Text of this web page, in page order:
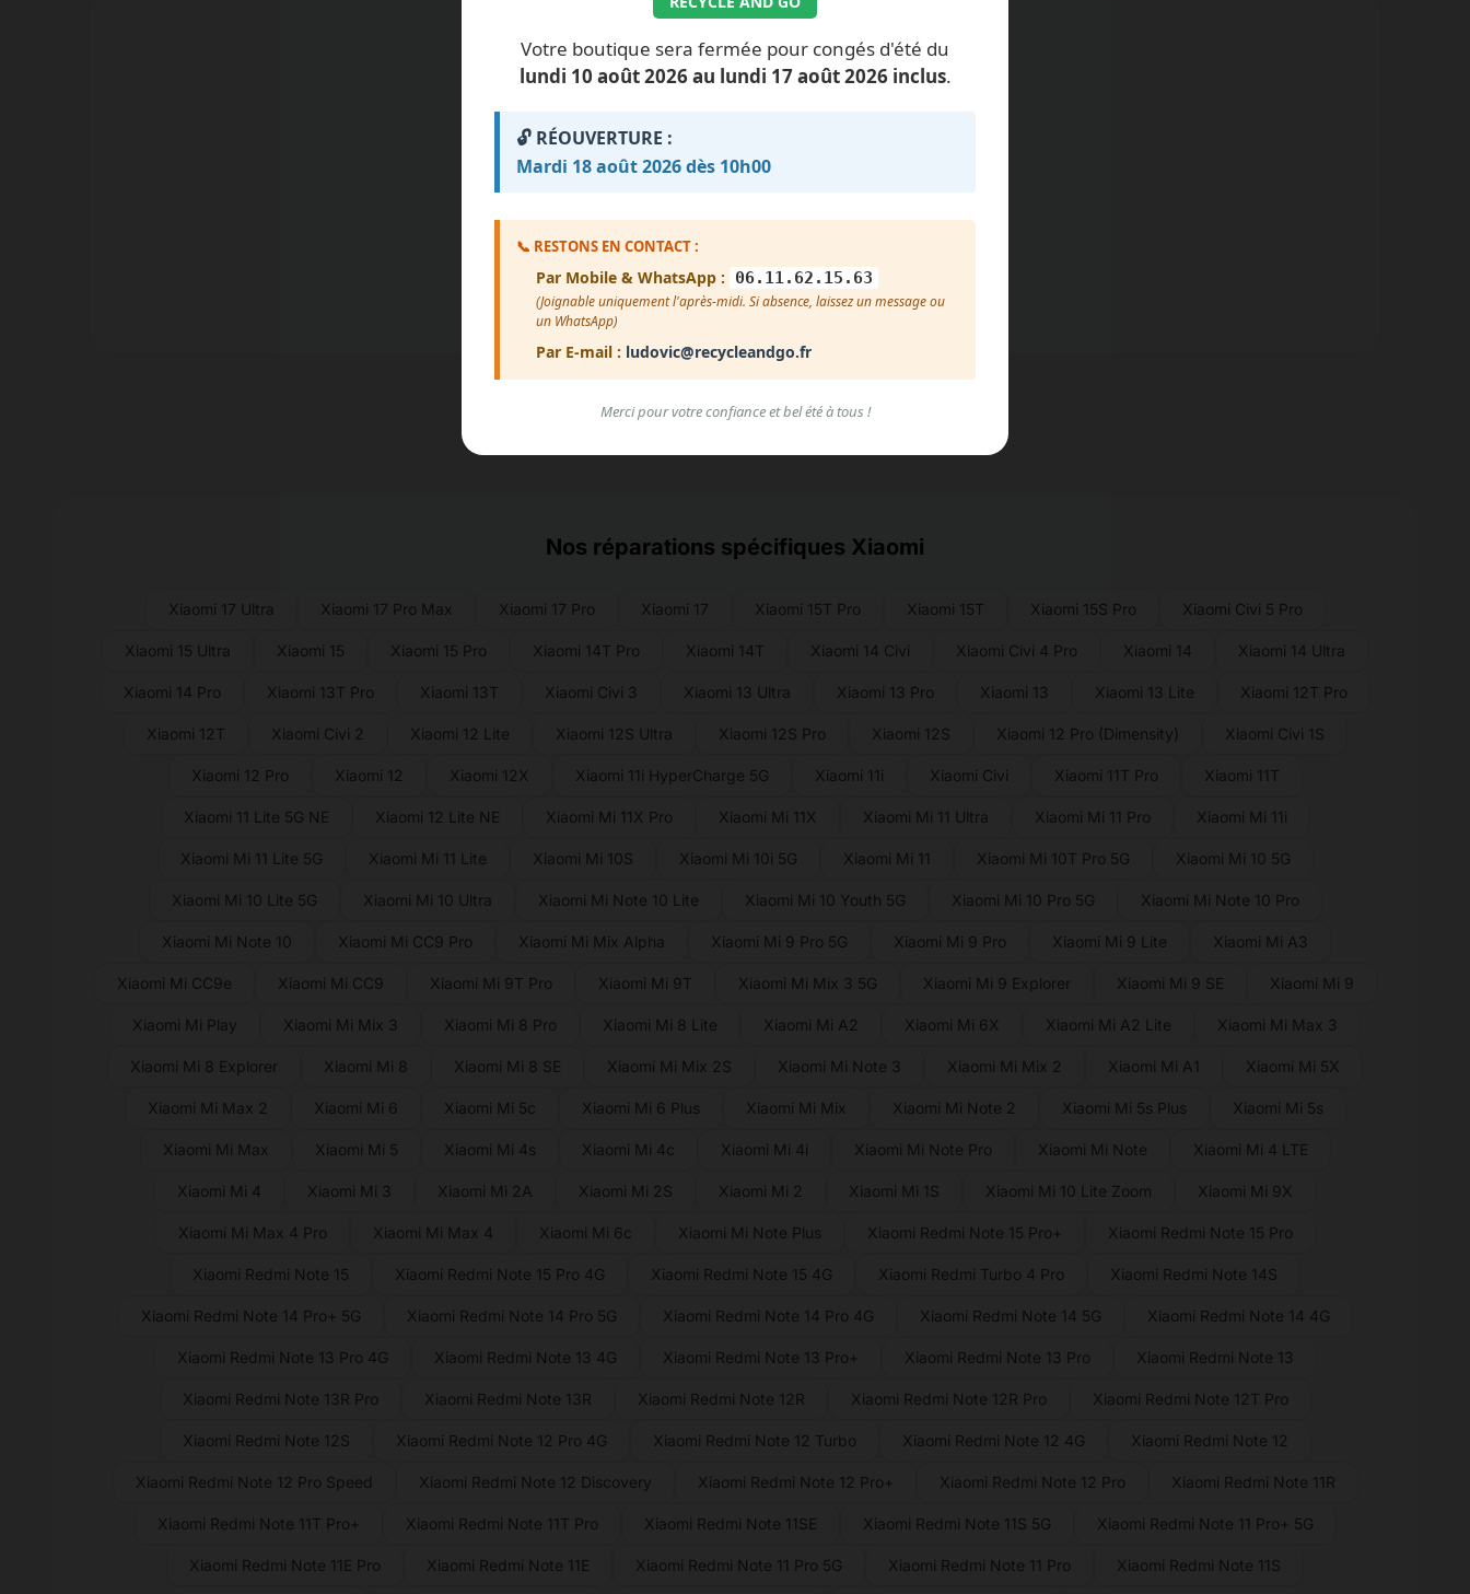
ILS NOUS FONTCONFIANCE
Impossible de charger les avis pour le moment.
Voir plus d'avis
Nos réparations spécifiques Xiaomi
Xiaomi 17 Ultra Xiaomi 17 Pro Max Xiaomi 17 Pro Xiaomi 17 Xiaomi 15T Pro Xiaomi 15T Xiaomi 15S Pro Xiaomi Civi 5 Pro
Xiaomi 15 Ultra Xiaomi 15 Xiaomi 15 Pro Xiaomi 14T Pro Xiaomi 14T Xiaomi 14 Civi Xiaomi Civi 4 Pro Xiaomi 14 Xiaomi 14 Ultra
Xiaomi 14 Pro Xiaomi 13T Pro Xiaomi 13T Xiaomi Civi 3 Xiaomi 13 Ultra Xiaomi 13 Pro Xiaomi 13 Xiaomi 13 Lite Xiaomi 12T Pro
Xiaomi 12T Xiaomi Civi 2 Xiaomi 12 Lite Xiaomi 12S Ultra Xiaomi 12S Pro Xiaomi 12S Xiaomi 12 Pro (Dimensity) Xiaomi Civi 1S
Xiaomi 12 Pro Xiaomi 12 Xiaomi 12X Xiaomi 11i HyperCharge 5G Xiaomi 11i Xiaomi Civi Xiaomi 11T Pro Xiaomi 11T
Xiaomi 11 Lite 5G NE Xiaomi 12 Lite NE Xiaomi Mi 11X Pro Xiaomi Mi 11X Xiaomi Mi 11 Ultra Xiaomi Mi 11 Pro Xiaomi Mi 11i
Xiaomi Mi 11 Lite 5G Xiaomi Mi 11 Lite Xiaomi Mi 10S Xiaomi Mi 10i 5G Xiaomi Mi 11 Xiaomi Mi 10T Pro 5G Xiaomi Mi 10 5G
Xiaomi Mi 10 Lite 5G Xiaomi Mi 10 Ultra Xiaomi Mi Note 10 Lite Xiaomi Mi 10 Youth 5G Xiaomi Mi 10 Pro 5G Xiaomi Mi Note 10 Pro
Xiaomi Mi Note 10 Xiaomi Mi CC9 Pro Xiaomi Mi Mix Alpha Xiaomi Mi 9 Pro 5G Xiaomi Mi 9 Pro Xiaomi Mi 9 Lite Xiaomi Mi A3
Xiaomi Mi CC9e Xiaomi Mi CC9 Xiaomi Mi 9T Pro Xiaomi Mi 9T Xiaomi Mi Mix 3 5G Xiaomi Mi 9 Explorer Xiaomi Mi 9 SE Xiaomi Mi 9
Xiaomi Mi Play Xiaomi Mi Mix 3 Xiaomi Mi 8 Pro Xiaomi Mi 8 Lite Xiaomi Mi A2 Xiaomi Mi 6X Xiaomi Mi A2 Lite Xiaomi Mi Max 3
Xiaomi Mi 8 Explorer Xiaomi Mi 8 Xiaomi Mi 8 SE Xiaomi Mi Mix 2S Xiaomi Mi Note 3 Xiaomi Mi Mix 2 Xiaomi Mi A1 Xiaomi Mi 5X
Xiaomi Mi Max 2 Xiaomi Mi 6 Xiaomi Mi 5c Xiaomi Mi 6 Plus Xiaomi Mi Mix Xiaomi Mi Note 2 Xiaomi Mi 5s Plus Xiaomi Mi 5s
Xiaomi Mi Max Xiaomi Mi 5 Xiaomi Mi 4s Xiaomi Mi 4c Xiaomi Mi 4i Xiaomi Mi Note Pro Xiaomi Mi Note Xiaomi Mi 4 LTE
Xiaomi Mi 4 Xiaomi Mi 3 Xiaomi Mi 2A Xiaomi Mi 2S Xiaomi Mi 2 Xiaomi Mi 1S Xiaomi Mi 10 Lite Zoom Xiaomi Mi 9X
Xiaomi Mi Max 4 Pro Xiaomi Mi Max 4 Xiaomi Mi 6c Xiaomi Mi Note Plus Xiaomi Redmi Note 15 Pro+ Xiaomi Redmi Note 15 Pro
Xiaomi Redmi Note 15 Xiaomi Redmi Note 15 Pro 4G Xiaomi Redmi Note 15 4G Xiaomi Redmi Turbo 4 Pro Xiaomi Redmi Note 14S
Xiaomi Redmi Note 14 Pro+ 5G Xiaomi Redmi Note 14 Pro 5G Xiaomi Redmi Note 14 Pro 4G Xiaomi Redmi Note 14 5G Xiaomi Redmi Note 14 4G
Xiaomi Redmi Note 13 Pro 4G Xiaomi Redmi Note 13 4G Xiaomi Redmi Note 13 Pro+ Xiaomi Redmi Note 13 Pro Xiaomi Redmi Note 13
Xiaomi Redmi Note 13R Pro Xiaomi Redmi Note 13R Xiaomi Redmi Note 12R Xiaomi Redmi Note 12R Pro Xiaomi Redmi Note 12T Pro
Xiaomi Redmi Note 12S Xiaomi Redmi Note 12 Pro 4G Xiaomi Redmi Note 12 Turbo Xiaomi Redmi Note 12 4G Xiaomi Redmi Note 12
Xiaomi Redmi Note 12 Pro Speed Xiaomi Redmi Note 12 Discovery Xiaomi Redmi Note 12 Pro+ Xiaomi Redmi Note 12 Pro Xiaomi Redmi Note 11R
Xiaomi Redmi Note 11T Pro+ Xiaomi Redmi Note 11T Pro Xiaomi Redmi Note 11SE Xiaomi Redmi Note 11S 5G Xiaomi Redmi Note 11 Pro+ 5G
Xiaomi Redmi Note 11E Pro Xiaomi Redmi Note 11E Xiaomi Redmi Note 11 Pro 5G Xiaomi Redmi Note 11 Pro Xiaomi Redmi Note 11S
Votre boutique sera fermée pour congés d'été du
lundi 10 août 2026 au lundi 17 août 2026 inclus.
🔓 RÉOUVERTURE :
Mardi 18 août 2026 dès 10h00
📞 RESTONS EN CONTACT :
Par Mobile & WhatsApp : 06.11.62.15.63
(Joignable uniquement l'après-midi. Si absence, laissez un message ou
un WhatsApp)
Par E-mail : ludovic@recycleandgo.fr
Merci pour votre confiance et bel été à tous !